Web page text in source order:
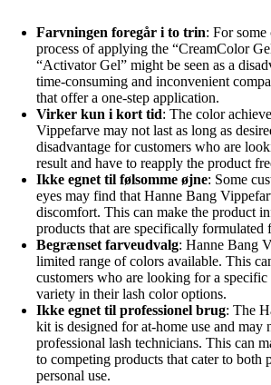
Farvningen foregår i to trin: For some
process of applying the “CreamColor
“Activator Gel” might be seen as a
time-consuming and inconvenient
that offer a one-step application.
Virker kun i kort tid: The color
Vippefarve may not last as long as
disadvantage for customers who are
result and have to reapply the product
Ikke egnet til følsomme øjne: Some
eyes may find that Hanne Bang
discomfort. This can make the product
products that are specifically formulated
Begrænset farveudvalg: Hanne Bang
limited range of colors available. This
customers who are looking for a specific
variety in their lash color options.
Ikke egnet til professionel brug: The
kit is designed for at-home use and may
professional lash technicians. This can
to competing products that cater to both
personal use.